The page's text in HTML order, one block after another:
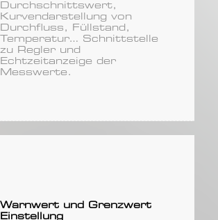
Durchschnittswert,
Kurvendarstellung von
Durchfluss, Füllstand,
Temperatur… Schnittstelle
zu Regler und
Echtzeitanzeige der
Messwerte.
Warnwert und Grenzwert
Einstellung